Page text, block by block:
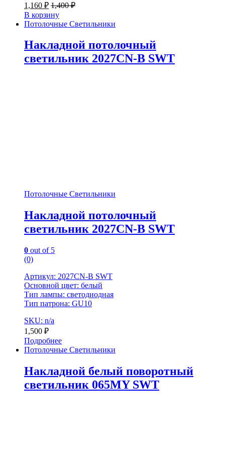
1,160 ₽ 1,400₽
В корзину
Потолочные Светильники
Накладной потолочный
светильник 2027CN-B SWT
Потолочные Светильники
Накладной потолочный
светильник 2027CN-B SWT
0 out of 5
(0)
Артикул: 2027CN-B SWT
Основной цвет: белый
Тип лампы: светодиодная
Тип патрона: GU10
SKU: n/a
1,500 ₽
Подробнее
Потолочные Светильники
Накладной белый поворотный
светильник 065MY SWT